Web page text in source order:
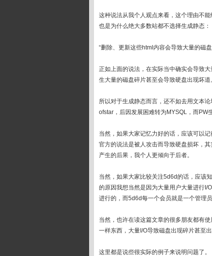
这种说法从我个人观点来看，这个理由不
也是为什么绝大多数站都不选择生成静态：
“删除、更新这些html内容会导致大量的磁
正如上面的说法，在实际当中确实会导致
生大量的磁盘碎片甚至会导致硬盘出现坏道
所以对于生成静态而言，还不如去用文本
ofstar，后因发展困难转为MYSQL，而PW
当然，如果大家记忆力好的话，应该可以
官方的说法是被人攻击而导致硬盘损坏，
产生的后果，我个人更倾向于后者。
当然，如果大家比较关注5d6d的话，应该
的原因我想当然是因为大量用户大量进行I/
进行的，而5d6d每一个会员就是一个管理
当然，也许在读这篇文章的很多朋友都有
一样东西，大量I/O导致磁盘出现碎片甚至出
这里都是说些很实际的例子来说明问题了。